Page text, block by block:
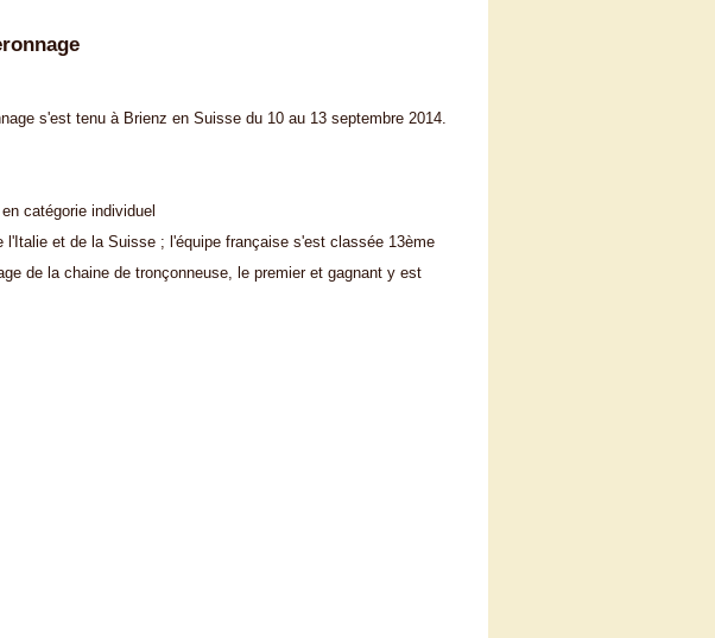
s'est tenu à Brienz en Suisse du 10 au 13 septembre 2014.
catégorie individuel
l'Italie et de la Suisse ; l'équipe française s'est classée 13ème
de la chaine de tronçonneuse, le premier et gagnant y est